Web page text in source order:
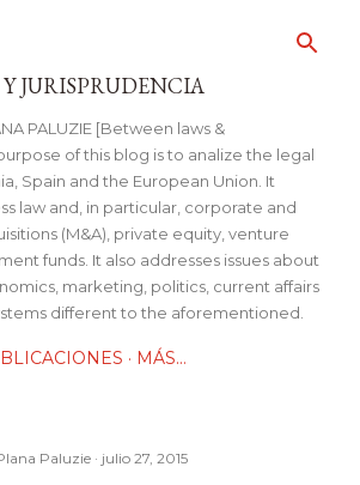
Y JURISPRUDENCIA
PALUZIE [Between laws &
of this blog is to analize the legal
Spain and the European Union. It
law and, in particular, corporate and
(M&A), private equity, venture
funds. It also addresses issues about
marketing, politics, current affairs
different to the aforementioned.
MÁS…
Paluzie julio 27, 2015